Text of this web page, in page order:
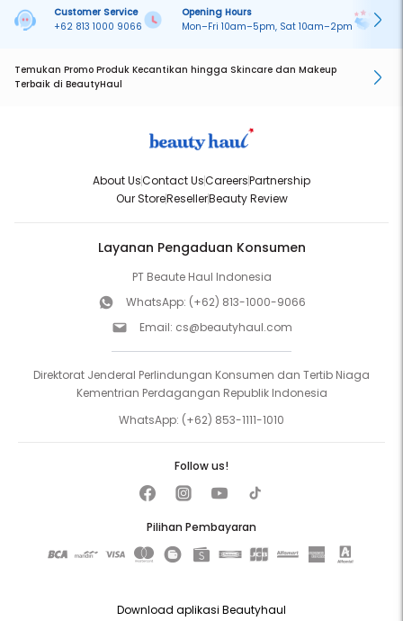
Customer Service
+62 813 1000 9066
Opening Hours
Mon–Fri 10am–5pm, Sat 10am–2pm
Temukan Promo Produk Kecantikan hingga Skincare dan Makeup
Terbaik di BeautyHaul
About UsContact UsCareersPartnership
Our StoreResellerBeauty Review
Layanan Pengaduan Konsumen
PT Beaute Haul Indonesia
WhatsApp: (+62) 813-1000-9066
Email: cs@beautyhaul.com
Direktorat Jenderal Perlindungan Konsumen dan Tertib Niaga
Kementrian Perdagangan Republik Indonesia
WhatsApp: (+62) 853-1111-1010
Pilihan Pembayaran
Follow us!
Download aplikasi Beautyhaul